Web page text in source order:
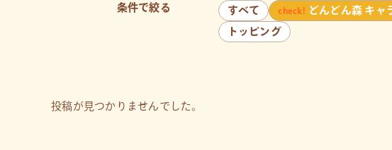
条件で絞る すべて どんどん森 キャ
トッピング
投稿が見つかりませんでした。